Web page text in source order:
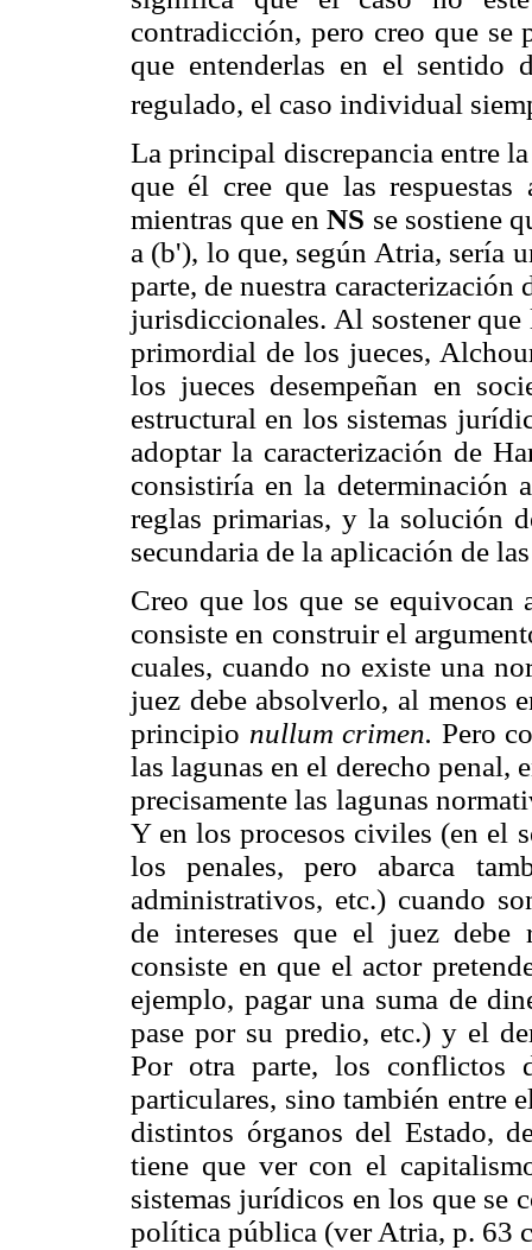
contradicción, pero creo que se
que entenderlas en el sentido
regulado, el caso individual
La principal discrepancia entre
que él cree que las
mientras que enNS se sostiene
a (b'), lo que, según Atria, sería
parte, de nuestra
jurisdiccionales. Al sostener
primordial de los jueces,
los jueces desempeñan en
estructural en los sistemas
adoptar la caracterización de
consistiría en la determinación
reglas primarias, y la solución
secundaria de la aplicación de
Creo que los que se
consiste en construir el
cuales, cuando no existe una
juez debe absolverlo, al menos
principio nullum crimen. Pero
las lagunas en el derecho penal,
precisamente las lagunas
Y en los procesos civiles (en el
los penales, pero abarca
administrativos, etc.) cuando
de intereses que el juez
consiste en que el actor
ejemplo, pagar una suma de
pase por su predio, etc.) y el
Por otra parte, los conflictos
particulares, sino también entre
distintos órganos del Estado,
tiene que ver con el
sistemas jurídicos en los que se
política pública (ver Atria, p. 63